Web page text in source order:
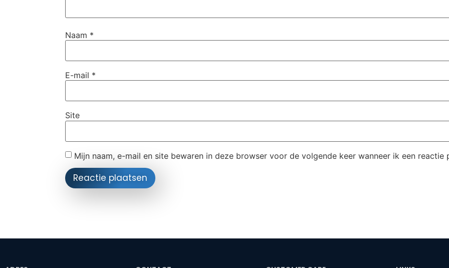
Naam *
E-mail *
Site
Mijn naam, e-mail en site bewaren in deze browser voor de volgende keer wanneer ik een reactie